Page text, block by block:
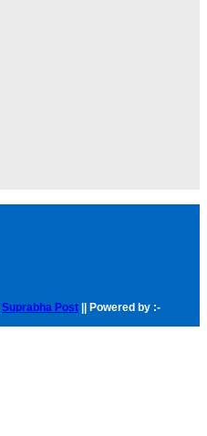
Suprabha Post || Powered by :-